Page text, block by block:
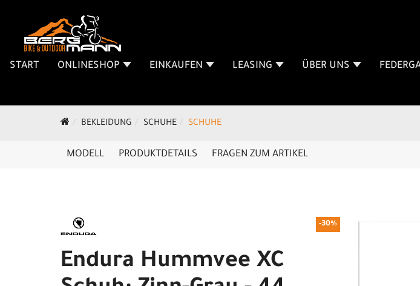
START ONLINESHOP EINKAUFEN LEASING ÜBER UNS
BEKLEIDUNG SCHUHE SCHUHE
MODELL PRODUKTDETAILS FRAGEN ZUM ARTIKEL
-30%
Endura Hummvee XC